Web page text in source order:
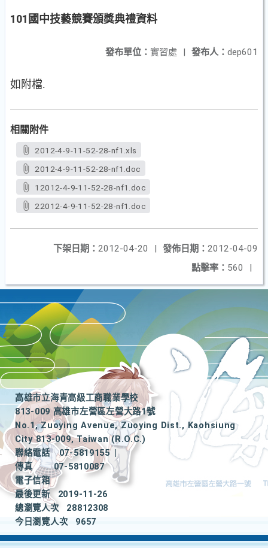
101國中技藝競賽頒獎典禮資料
發布人： dep601
發布單位： 實習處 |
如附檔.
相關附件
2012-4-9-11-52-28-nf1.xls
2012-4-9-11-52-28-nf1.doc
12012-4-9-11-52-28-nf1.doc
22012-4-9-11-52-28-nf1.doc
發佈日期： 2012-04-09
下架日期： 2012-04-20
|
點擊率： 560 |
高雄市立海青高級工商職業學校
813-009 高雄市左營區左營大路1號
No.1, Zuoying Avenue, Zuoying Dist., Kaohsiung
City 813-009, Taiwan (R.O.C.)
聯絡電話
07-5819155
|
傳真
07-5810087
電子信箱
最後更新
2019-11-26
總瀏覽人次
28812308
今日瀏覽人次
9657